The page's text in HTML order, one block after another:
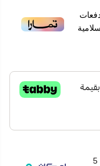
وقسّمها على 5